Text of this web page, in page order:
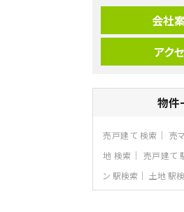
並列２台駐車可。１階
をまとめ…
並列2台駐…
第8位
会社
アク
物件
売戸建て 検索 売
地 検索
売戸建て
ン 駅検索
土地 駅